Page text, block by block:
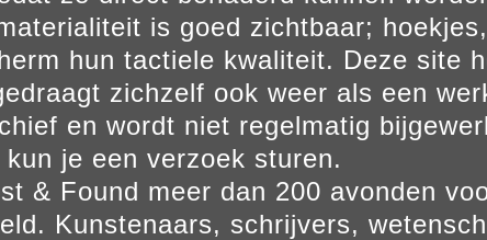
is goed zichtbaar;
hun tactiele kwaliteit. Deze site
zichzelf ook weer als een
en wordt niet regelmatig
je een verzoek sturen.
& Found meer dan 200 avonden
Kunstenaars, schrijvers,